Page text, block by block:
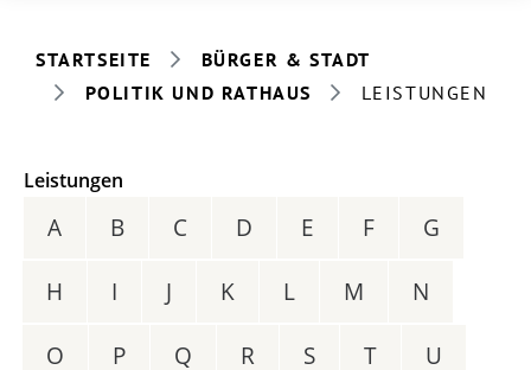
STARTSEITE
BÜRGER & STADT
POLITIK UND RATHAUS
LEISTUNGEN
Leistungen
A B C D E F G
H I J K L M N
O P Q R S T U